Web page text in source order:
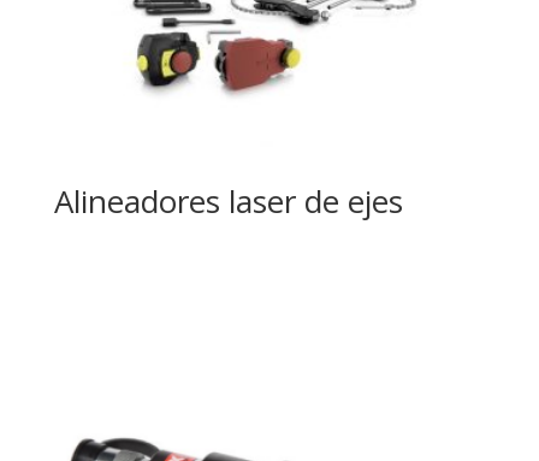
Alineadores laser de ejes